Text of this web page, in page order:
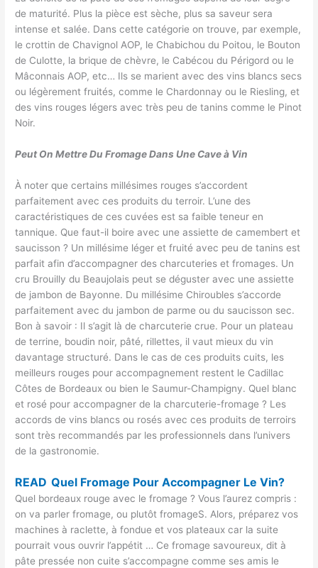
de maturité. Plus la pièce est sèche, plus sa saveur sera
intense et salée. Dans cette catégorie on trouve, par exemple,
le crottin de Chavignol AOP, le Chabichou du Poitou, le Bouton
de Culotte, la brique de chèvre, le Cabécou du Périgord ou le
Mâconnais AOP, etc… Ils se marient avec des vins blancs secs
ou légèrement fruités, comme le Chardonnay ou le Riesling, et
des vins rouges légers avec très peu de tanins comme le Pinot
Noir.
Peut On Mettre Du Fromage Dans Une Cave à Vin
À noter que certains millésimes rouges s’accordent
parfaitement avec ces produits du terroir. L’une des
caractéristiques de ces cuvées est sa faible teneur en
tannique. Que faut-il boire avec une assiette de camembert et
saucisson ? Un millésime léger et fruité avec peu de tanins est
parfait afin d’accompagner des charcuteries et fromages. Un
cru Brouilly du Beaujolais peut se déguster avec une assiette
de jambon de Bayonne. Du millésime Chiroubles s’accorde
parfaitement avec du jambon de parme ou du saucisson sec.
Bon à savoir : Il s’agit là de charcuterie crue. Pour un plateau
de terrine, boudin noir, pâté, rillettes, il vaut mieux du vin
davantage structuré. Dans le cas de ces produits cuits, les
meilleurs rouges pour accompagnement restent le Cadillac
Côtes de Bordeaux ou bien le Saumur-Champigny. Quel blanc
et rosé pour accompagner de la charcuterie-fromage ? Les
accords de vins blancs ou rosés avec ces produits de terroirs
sont très recommandés par les professionnels dans l’univers
de la gastronomie.
READ Quel Fromage Pour Accompagner Le Vin?
Quel bordeaux rouge avec le fromage ? Vous l’aurez compris :
on va parler fromage, ou plutôt fromageS. Alors, préparez vos
machines à raclette, à fondue et vos plateaux car la suite
pourrait vous ouvrir l’appétit … Ce fromage savoureux, dit à
pâte pressée non cuite s’accompagne comme ses amis le